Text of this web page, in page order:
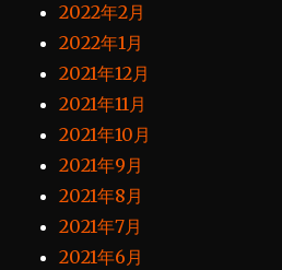
2022年2月
2022年1月
2021年12月
2021年11月
2021年10月
2021年9月
2021年8月
2021年7月
2021年6月